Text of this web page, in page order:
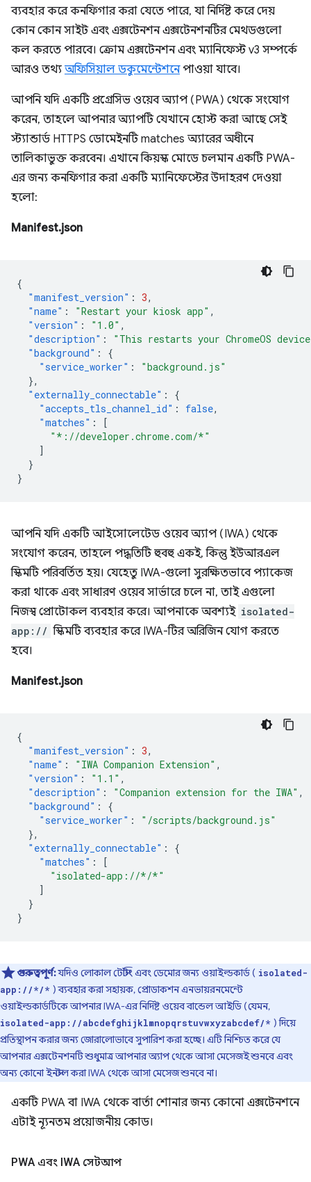
ব্যবহার করে কনফিগার করা যেতে পারে, যা নির্দিষ্ট করে দেয়
কোন কোন সাইট এবং এক্সটেনশন এক্সটেনশনটির মেথডগুলো
কল করতে পারবে। ক্রোম এক্সটেনশন এবং ম্যানিফেস্ট v3 সম্পর্কে
আরও তথ্য অফিসিয়াল ডকুমেন্টেশনেপাওয়া যাবে।
আপনি যদি একটি প্রগ্রেসিভ ওয়েব অ্যাপ (PWA) থেকে সংযোগ
করেন, তাহলে আপনার অ্যাপটি যেখানে হোস্ট করা আছে সেই
স্ট্যান্ডার্ড HTTPS ডোমেইনটি matches অ্যারের অধীনে
তালিকাভুক্ত করবেন। এখানে কিয়স্ক মোডে চলমান একটি PWA-
এর জন্য কনফিগার করা একটি ম্যানিফেস্টের উদাহরণ দেওয়া
হলো:
Manifest.json
{
"manifest_version" : 3,
"name" : "Restart your kiosk app" ,
"version" : "1.0" ,
"description" :
"This restarts your ChromeOS
"background" :
{
"service_worker" :
"background.js"
},
"externally_connectable" :
{
"accepts_tls_channel_id" : false,
"matches" :
[
"*://developer.chrome.com/*"
]
}
}
আপনি যদি একটি আইসোলেটেড ওয়েব অ্যাপ (IWA) থেকে
সংযোগ করেন, তাহলে পদ্ধতিটি হুবহু একই, কিন্তু ইউআরএল
স্কিমটি পরিবর্তিত হয়। যেহেতু IWA-গুলো সুরক্ষিতভাবে প্যাকেজ
করা থাকে এবং সাধারণ ওয়েব সার্ভারে চলে না, তাই এগুলো
নিজস্ব প্রোটোকল ব্যবহার করে। আপনাকে অবশ্যই isolated-
app:// স্কিমটি ব্যবহার করে IWA-টির অরিজিন যোগ করতে
হবে।
Manifest.json
{
"manifest_version" : 3,
"name" : "IWA Companion Extension" ,
"version" : "1.1" ,
"description" : "Companion extension for the IWA" ,
"background" :
{
"service_worker" :
"/scripts/background.js"
},
"externally_connectable" :
{
"matches" :
[
"isolated-app://*/*"
]
}
}
গুরুত্বপূর্ণ:যদিও লোকাল টেস্টিং এবং ডেমোর জন্য ওয়াইল্ডকার্ড ( isolated-
app://*/* ) ব্যবহার করা সহায়ক, প্রোডাকশন এনভায়রনমেন্টে
ওয়াইল্ডকার্ডটিকে আপনার IWA-এর নির্দিষ্ট ওয়েব বান্ডেল আইডি (যেমন,
isolated-app://abcdefghijklmnopqrstuvwxyzabcdef/* ) দিয়ে
প্রতিস্থাপন করার জন্য জোরালোভাবে সুপারিশ করা হচ্ছে। এটি নিশ্চিত করে যে
আপনার এক্সটেনশনটি শুধুমাত্র আপনার অ্যাপ থেকে আসা মেসেজই শুনবে এবং
অন্য কোনো ইনস্টল করা IWA থেকে আসা মেসেজ শুনবে না।
একটি PWA বা IWA থেকে বার্তা শোনার জন্য কোনো এক্সটেনশনে
এটাই ন্যূনতম প্রয়োজনীয় কোড।
PWA এবং IWA সেটআপ